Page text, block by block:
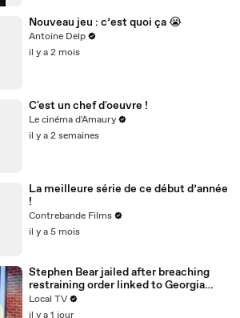
Nouveau jeu : c’est quoi ça 😭
Antoine Delp
il y a 2 mois
C'est un chef d'oeuvre !
Le cinéma d'Amaury
il y a 2 semaines
La meilleure série de ce début d’année
!
Contrebande Films
il y a 5 mois
Stephen Bear jailed after breaching
restraining order linked to Georgia
Harrison
Local TV